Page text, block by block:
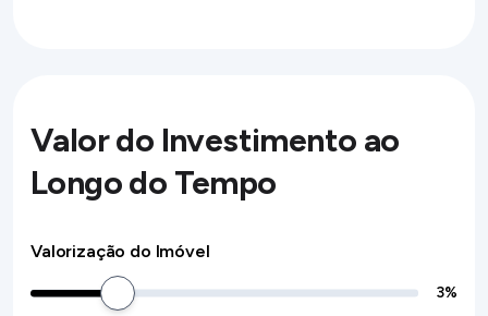
Valor do Investimento ao
Longo do Tempo
Valorização do Imóvel
3%